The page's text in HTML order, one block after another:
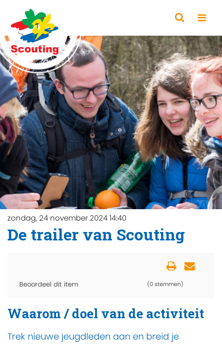
zondag, 24 november 2024 14:40
De trailer van Scouting
Beoordeel dit item (0 stemmen)
Waarom / doel van de activiteit
Trek nieuwe jeugdleden aan en breid je